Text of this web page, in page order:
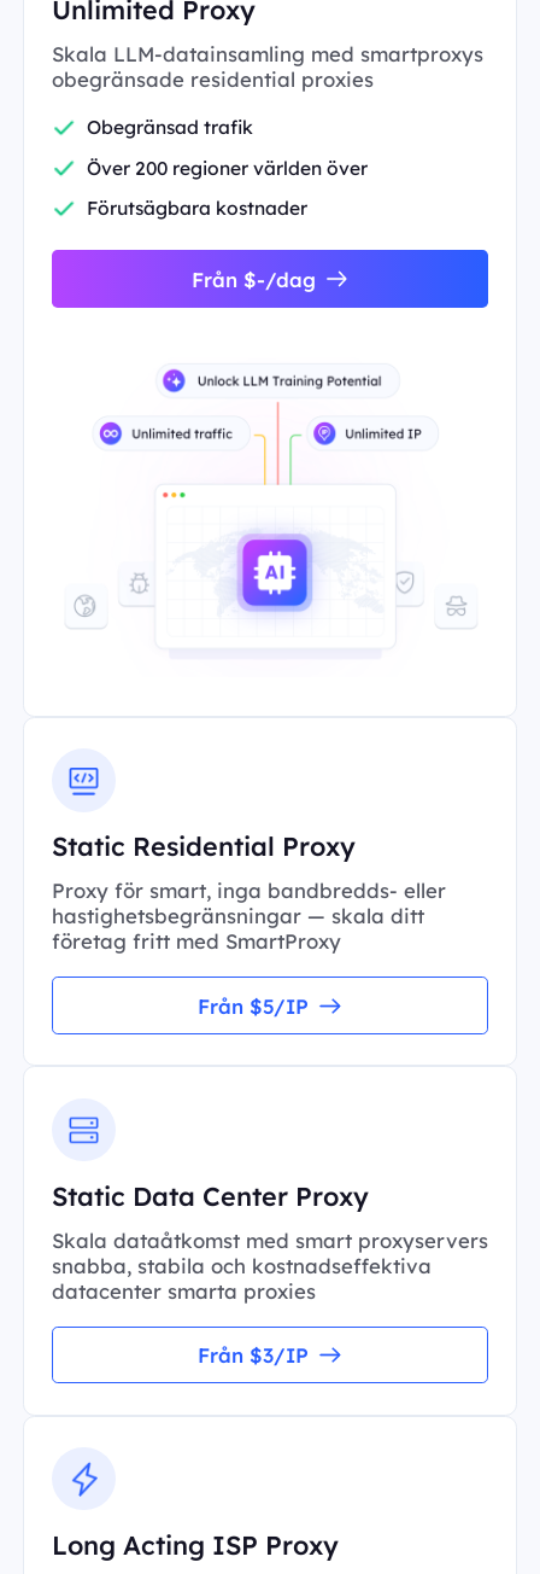
Unlimited Proxy
Skala LLM-datainsamling med smartproxys
obegränsade residential proxies
Obegränsad trafik
Över 200 regioner världen över
Förutsägbara kostnader
Från $-/dag
Static Residential Proxy
Proxy för smart, inga bandbredds- eller
hastighetsbegränsningar — skala ditt
företag fritt med SmartProxy
Från $5/IP
Static Data Center Proxy
Skala dataåtkomst med smart proxyservers
snabba, stabila och kostnadseffektiva
datacenter smarta proxies
Från $3/IP
Long Acting ISP Proxy